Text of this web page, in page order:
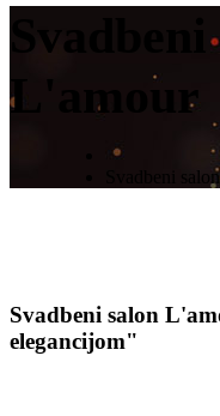
Svadbeni
L'amour
Svadbeni salon
Svadbeni salon
elegancijom"